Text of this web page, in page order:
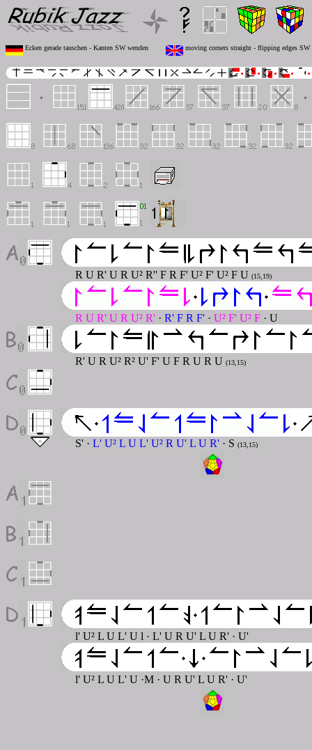
Ecken gerade tauschen - Kanten SW wenden moving corners straight - flipping edges SW
R U R' U R U² R'' F R F' U² F' U² F U (15,19)
R U R' U R U² R' · R' F R F' · U² F' U² F · U
R' U R U² R² U' F' U F R U R U (13,15)
S' · L' U² L U L' U² R U' L U R' · S (13,15)
l' U² L U L' U l · L' U R U' L U R' · U'
l' U² L U L' U ·M · U R U' L U R' · U'